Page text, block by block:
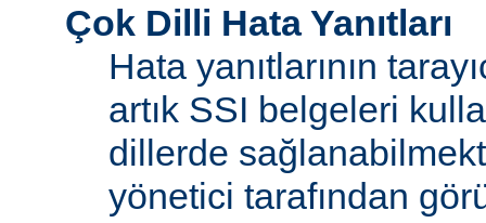
Çok Dilli Hata Yanıtları
Hata yanıtlarının
artık SSI belgeleri
dillerde
yönetici tarafından